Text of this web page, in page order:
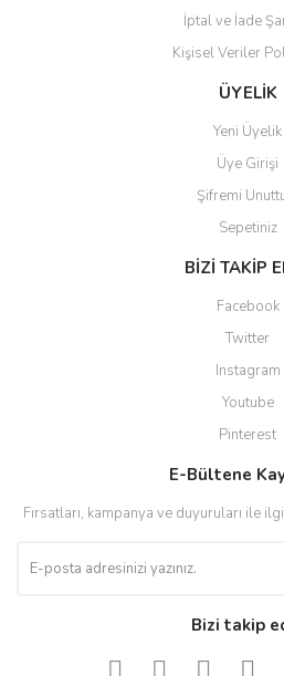
İptal ve İade
Kişisel Veriler
ÜYELİK
Yeni Üyelik
Üye Girişi
Şifremi
Sepetiniz
BİZİ TAKİP
Facebook
Twitter
Instagram
Youtube
Pinterest
E-Bültene
Fırsatları, kampanya ve duyuruları ile
Bizi takip